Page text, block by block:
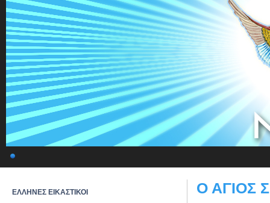
ΕΛΛΗΝΕΣ ΕΙΚΑΣΤΙΚΟΙ Ο ΑΓΙΟΣ